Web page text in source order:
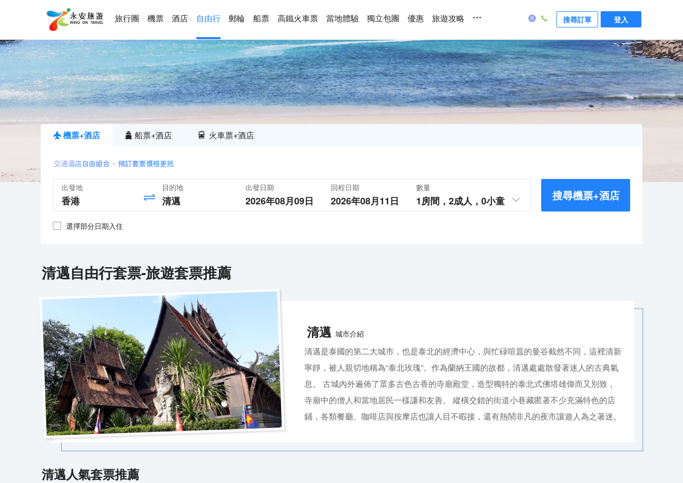
旅行團 機票 酒店 自由行 郵輪 船票 高鐵火車票 當地體驗 獨立包團 優惠 旅遊攻略 ... 搜尋訂單 登入
機票+酒店 船票+酒店 火車票+酒店
出發地 目的地 出發日期
2026年08月09日
回程日期
2026年08月11日
數量
1房間， 2成人， 0小童 搜尋機票+酒店
選擇部分日期入住
清邁自由行套票-旅遊套票推薦
清邁 城市介紹
清邁是泰國的第二大城市，也是泰北的經濟中心，與忙碌喧囂的曼谷截然不同，這裡清新
寧靜，被人親切地稱為“泰北玫瑰”。作為蘭納王國的故都，清邁處處散發著迷人的古典氣
息。 古城內外遍佈了眾多古色古香的寺廟殿堂，造型獨特的泰北式佛塔雄偉而又別致，
寺廟中的僧人和當地居民一樣謙和友善。 縱橫交錯的街道小巷藏匿著不少充滿特色的店
鋪，各類餐廳、咖啡店與按摩店也讓人目不暇接，還有熱鬧非凡的夜市讓遊人為之著迷。
清邁人氣套票推薦